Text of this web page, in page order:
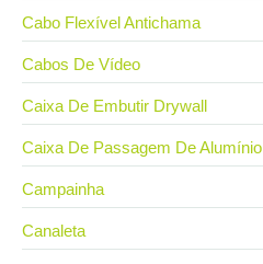
Cabo Flexível Antichama
Cabos De Vídeo
Caixa De Embutir Drywall
Caixa De Passagem De Alumínio
Campainha
Canaleta